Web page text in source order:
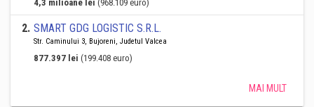
4,3 milioane lei (968.109 euro)
2. SMART GDG LOGISTIC S.R.L.
Str. Caminului 3, Bujoreni, Judetul Valcea
877.397 lei (199.408 euro)
MAI MULT